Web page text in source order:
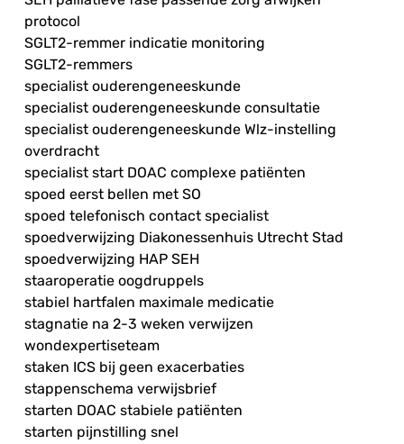
protocol
SGLT2-remmer indicatie monitoring
SGLT2-remmers
specialist ouderengeneeskunde
specialist ouderengeneeskunde consultatie
specialist ouderengeneeskunde Wlz-instelling
overdracht
specialist start DOAC complexe patiënten
spoed eerst bellen met SO
spoed telefonisch contact specialist
spoedverwijzing Diakonessenhuis Utrecht Stad
spoedverwijzing HAP SEH
staaroperatie oogdruppels
stabiel hartfalen maximale medicatie
stagnatie na 2-3 weken verwijzen
wondexpertiseteam
staken ICS bij geen exacerbaties
stappenschema verwijsbrief
starten DOAC stabiele patiënten
starten pijnstilling snel